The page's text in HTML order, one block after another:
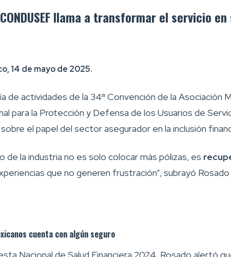
CONDUSEF llama a transformar el servicio
14 de mayo de 2025.
de actividades de la 34ª Convención de la
para la Protección y Defensa de los Usuarios de
el papel del sector asegurador en la inclusión
de la industria no es solo colocar más pólizas, es
que no generen frustración”, subrayó
cuenta con algún seguro